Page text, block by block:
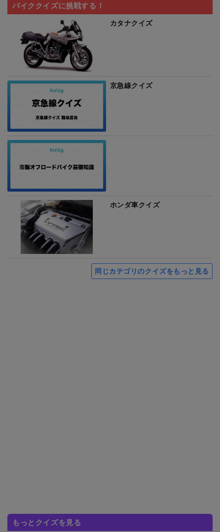
バイククイズに挑戦する！
カタナクイズ
京急線クイズ
ホンダ車クイズ
同じカテゴリのクイズをもっと見る
もっとクイズを見る